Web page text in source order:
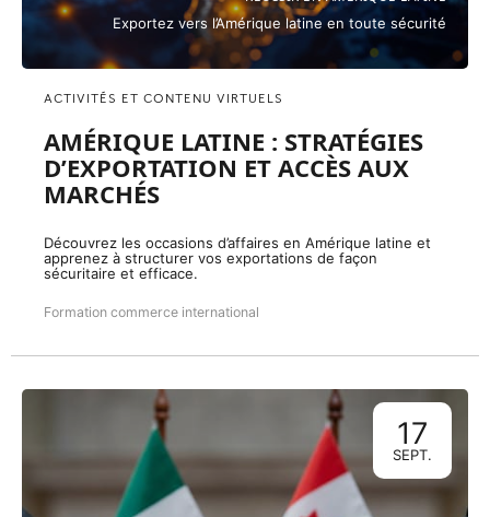
ACTIVITÉS ET CONTENU VIRTUELS
AMÉRIQUE LATINE : STRATÉGIES
D’EXPORTATION ET ACCÈS AUX
MARCHÉS
Découvrez les occasions d’affaires en Amérique latine et
apprenez à structurer vos exportations de façon
sécuritaire et efficace.
Formation commerce international
Exportez vers l’Amérique latine en toute sécurité
17
SEPT.